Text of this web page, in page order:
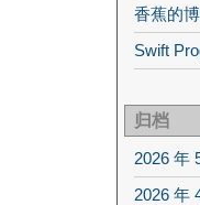
香蕉的
Swift
归档
2026 年
2026 年